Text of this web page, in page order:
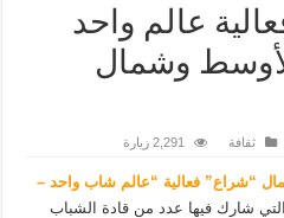
عالم واحد
وشمال
ثقافة 2,291 زيارة
“شراع” فعالية “عالم شاب واحد –
شارك فيها عدد من قادة الشباب